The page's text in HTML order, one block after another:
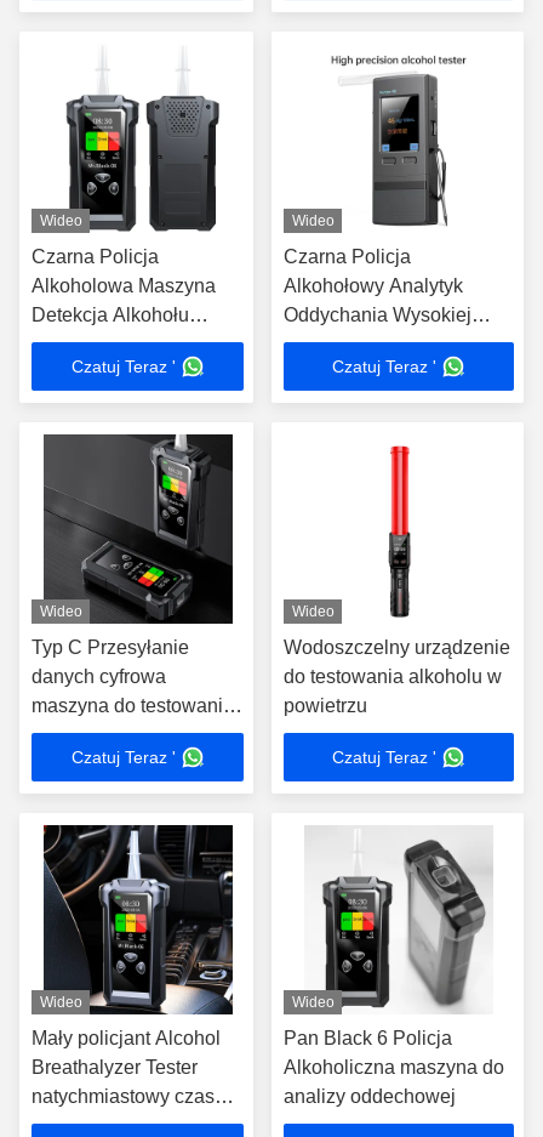
Wideo
Czarna Policja
Alkoholowa Maszyna
Detekcja Alkohołu
Maszyna 20000 Zapisy
przechowywania
Czatuj Teraz '
Wideo
Czarna Policja
Alkohołowy Analytyk
Oddychania Wysokiej
Precyzji Analytyk
Oddychania Maszyna
ZBK-90
Czatuj Teraz '
Wideo
Typ C Przesyłanie
danych cyfrowa
maszyna do testowania
alkoholu w oddechu
lekkie dla organów
ścigania
Czatuj Teraz '
Wideo
Wodoszczelny urządzenie
do testowania alkoholu w
powietrzu
Czatuj Teraz '
Wideo
Mały policjant Alcohol
Breathalyzer Tester
natychmiastowy czas
reakcji z wyświetlaczem
Wideo
Pan Black 6 Policja
Alkoholiczna maszyna do
analizy oddechowej